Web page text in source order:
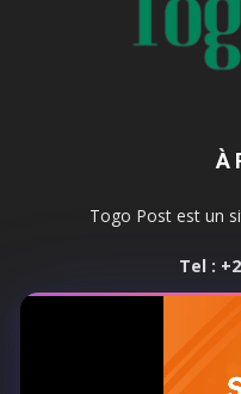
À
Togo Post est un
Tel :